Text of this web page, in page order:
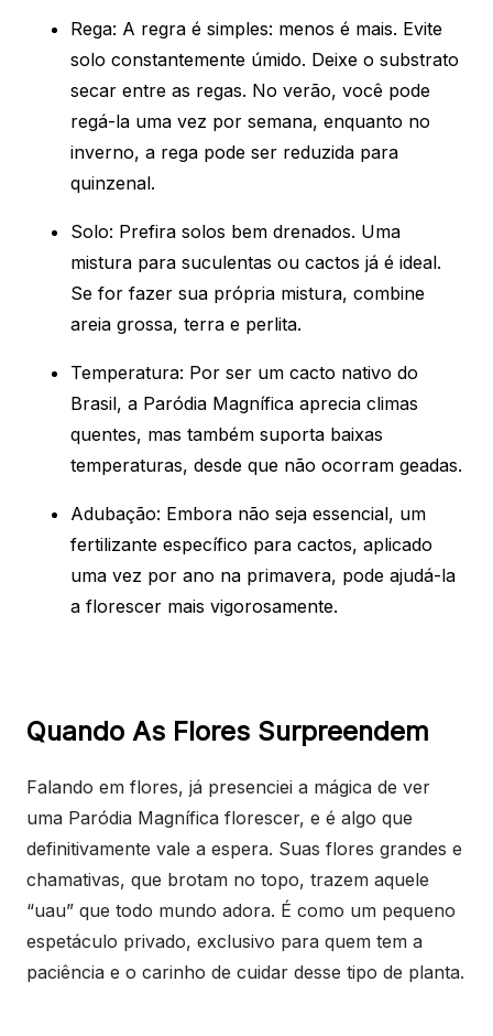
Rega: A regra é simples: menos é mais. Evite
solo constantemente úmido. Deixe o substrato
secar entre as regas. No verão, você pode
regá-la uma vez por semana, enquanto no
inverno, a rega pode ser reduzida para
quinzenal.
Solo: Prefira solos bem drenados. Uma
mistura para suculentas ou cactos já é ideal.
Se for fazer sua própria mistura, combine
areia grossa, terra e perlita.
Temperatura: Por ser um cacto nativo do
Brasil, a Paródia Magnífica aprecia climas
quentes, mas também suporta baixas
temperaturas, desde que não ocorram geadas.
Adubação: Embora não seja essencial, um
fertilizante específico para cactos, aplicado
uma vez por ano na primavera, pode ajudá-la
a florescer mais vigorosamente.
Quando As Flores Surpreendem
Falando em flores, já presenciei a mágica de ver
uma Paródia Magnífica florescer, e é algo que
definitivamente vale a espera. Suas flores grandes e
chamativas, que brotam no topo, trazem aquele
“uau” que todo mundo adora. É como um pequeno
espetáculo privado, exclusivo para quem tem a
paciência e o carinho de cuidar desse tipo de planta.